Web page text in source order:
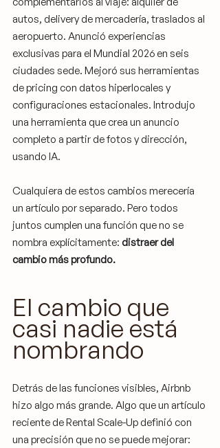
autos, delivery de mercadería, traslados al
aeropuerto. Anunció experiencias
exclusivas para el Mundial 2026 en seis
ciudades sede. Mejoró sus herramientas
de pricing con datos hiperlocales y
configuraciones estacionales. Introdujo
una herramienta que crea un anuncio
completo a partir de fotos y dirección,
usando IA.
Cualquiera de estos cambios merecería
un artículo por separado. Pero todos
juntos cumplen una función que no se
nombra explícitamente: distraer del
cambio más profundo.
El cambio que
casi nadie está
nombrando
Detrás de las funciones visibles, Airbnb
hizo algo más grande. Algo que un artículo
reciente de Rental Scale-Up definió con
una precisión que no se puede mejorar: